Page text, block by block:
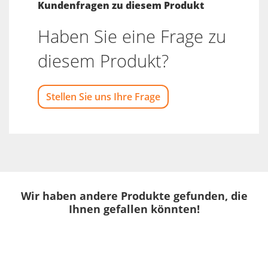
Kundenfragen zu diesem Produkt
Haben Sie eine Frage zu
diesem Produkt?
Stellen Sie uns Ihre Frage
Wir haben andere Produkte gefunden, die
Ihnen gefallen könnten!